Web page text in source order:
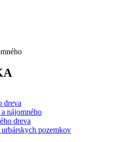
dreva
nájomného
dreva
pozemkov